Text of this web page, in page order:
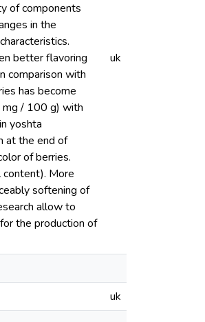
of components
in the
better flavoring
comparison with
has become
mg / 100 g) with
yoshta
at the end of
of berries.
More
softening of
allow to
the production of
uk
uk